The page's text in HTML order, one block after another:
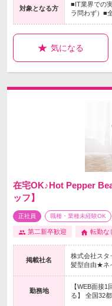
対象となる方
■IT業界での
ラ問わず）■
気になる
在宅OK♪Hot Pepper
ッフ】
正社員 職種・業種未経験OK
第二新卒歓迎 転勤な
掲載社名
株式会社スタ
髪型自由★ネ
勤務地
【WEB面接
る】 全国32